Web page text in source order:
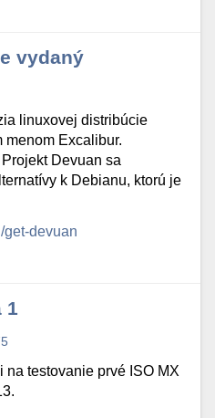
vydaný
linuxovej distribúcie
menom Excalibur.
Devuan sa
k Debianu, ktorú je
get-devuan
1
testovanie prvé ISO MX